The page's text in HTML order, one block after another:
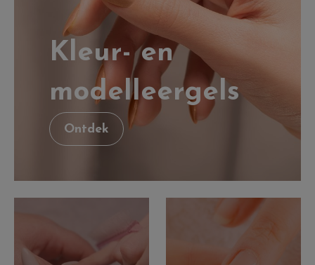
Kleur- en
modelleergels
Ontdek